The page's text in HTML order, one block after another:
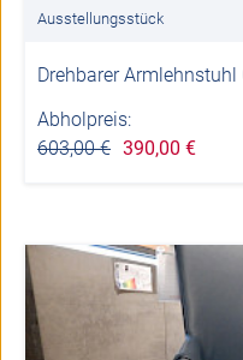
Ausstellungsstück
Drehbarer
Abholpreis:
603,00 € 390,00 €